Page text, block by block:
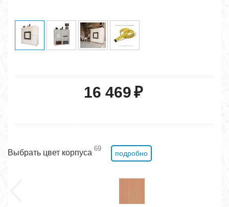
16 469₽
Выбрать цвет корпуса 69
подробно